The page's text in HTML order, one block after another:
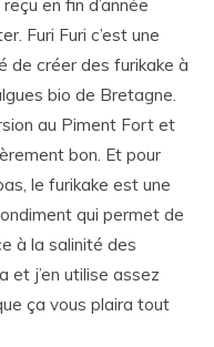
en fin d’année
Furi Furi c’est une
de créer des furikake à
bio de Bretagne.
au Piment Fort et
bon. Et pour
le furikake est une
qui permet de
à la salinité des
et j’en utilise assez
ça vous plaira tout